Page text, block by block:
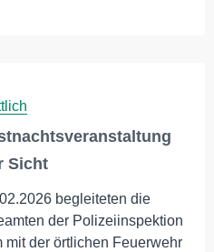
Sicht
begleiteten die
der Polizeiinspektion
mit der örtlichen Feuerwehr